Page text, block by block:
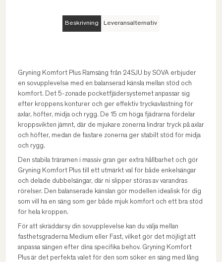
Beskrivning Leveransalternativ
Gryning Komfort Plus Ramsäng från 24SJU by SOVA erbjuder
en sovupplevelse med en balanserad känsla mellan stöd och
komfort. Det 5-zonade pocketfjädersystemet anpassar sig
efter kroppens konturer och ger effektiv tryckavlastning för
axlar, höfter, midja och rygg. De 15 cm höga fjädrarna fördelar
kroppsvikten jämnt, där de mjukare zonerna lindrar tryck på axlar
och höfter, medan de fastare zonerna ger stabilt stöd för midja
och rygg.
Den stabila träramen i massiv gran ger extra hållbarhet och gör
Gryning Komfort Plus till ett utmärkt val för både enkelsängar
och delade dubbelsängar, där ni slipper störas av varandras
rörelser. Den balanserade känslan gör modellen idealisk för dig
som vill ha en säng som ger både mjuk komfort och ett bra stöd
för hela kroppen.
För att skräddarsy din sovupplevelse kan du välja mellan
fasthetsgraderna Medium eller Fast, vilket gör det möjligt att
anpassa sängen efter dina specifika behov. Gryning Komfort
Plus är det perfekta valet för den som söker en säng med lång